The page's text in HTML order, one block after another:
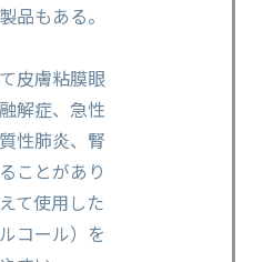
品もある。
皮膚粘膜眼
解症、急性
性肺炎、腎
ことがあり
て使用した
コール）を